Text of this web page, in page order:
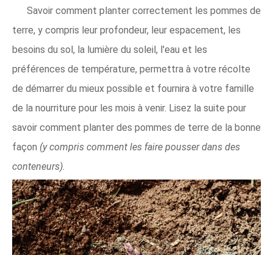
Savoir comment planter correctement les pommes de
terre, y compris leur profondeur, leur espacement, les
besoins du sol, la lumière du soleil, l'eau et les
préférences de température, permettra à votre récolte
de démarrer du mieux possible et fournira à votre famille
de la nourriture pour les mois à venir. Lisez la suite pour
savoir comment planter des pommes de terre de la bonne
façon (y compris comment les faire pousser dans des
conteneurs).